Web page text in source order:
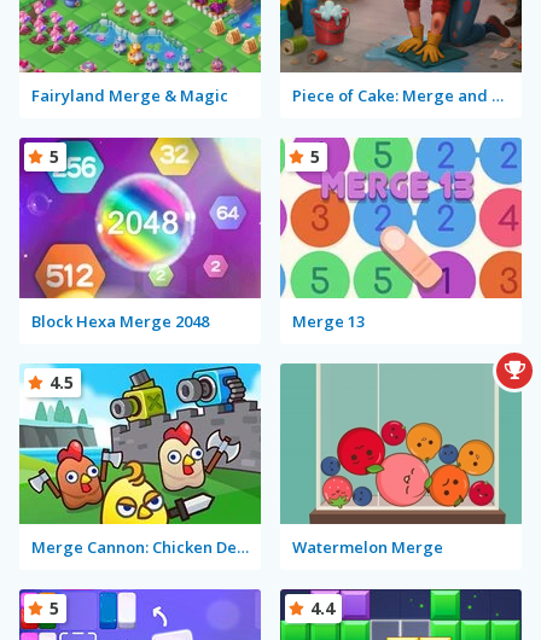
Fairyland Merge & Magic Piece of Cake: Merge and Bake
Block Hexa Merge 2048
5
Merge 13
5
Merge Cannon: Chicken Defense
4.5
Watermelon Merge
5 4.4